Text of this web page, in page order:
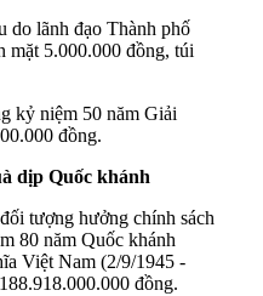
do lãnh đạo Thành phố
mặt 5.000.000 đồng, túi
kỷ niệm 50 năm Giải
đồng.
dịp Quốc khánh
tượng hưởng chính sách
80 năm Quốc khánh
Việt Nam (2/9/1945 -
đồng.